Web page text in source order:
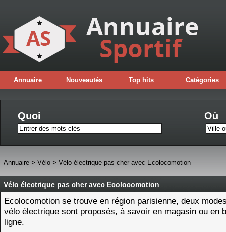
Annuaire Nouveautés Top hits Catégories
Quoi Où
Annuaire > Vélo > Vélo électrique pas cher avec Ecolocomotion
Vélo électrique pas cher avec Ecolocomotion
Ecolocomotion se trouve en région parisienne, deux
vélo électrique sont proposés, à savoir en magasin ou en
ligne.